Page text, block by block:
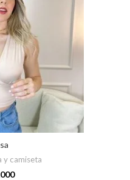
y camiseta